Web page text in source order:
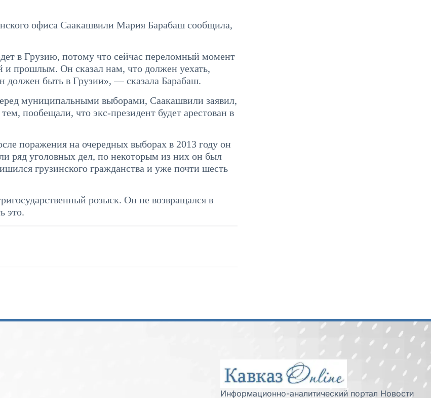
офиса Саакашвили Мария Барабаш сообщила,
в Грузию, потому что сейчас переломный момент
и прошлым. Он сказал нам, что должен уехать,
должен быть в Грузии», — сказала Барабаш.
муниципальными выборами, Саакашвили заявил,
пообещали, что экс-президент будет арестован в
поражения на очередных выборах в 2013 году он
ряд уголовных дел, по некоторым из них он был
грузинского гражданства и уже почти шесть
розыск. Он не возвращался в
это.
Информационно-аналитический портал Новости